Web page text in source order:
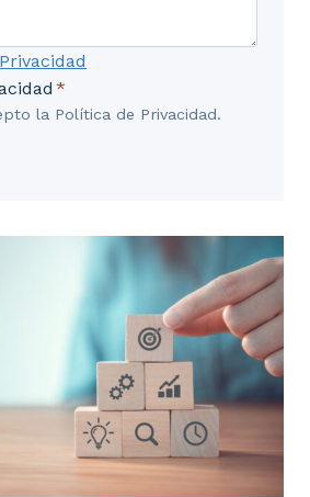
de las personas y
e información
derechos
supresión u olvido
limitación del tratamiento
portabilidad
oposición
*
la Política de Privacidad.